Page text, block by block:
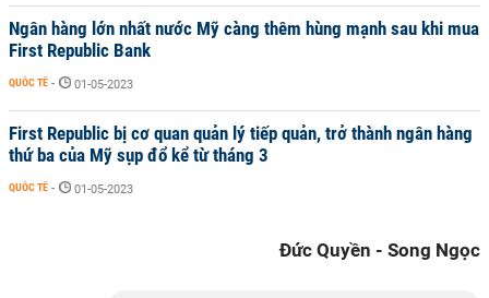
Ngân hàng lớn nhất nước Mỹ càng thêm hùng mạnh sau khi mua
First Republic Bank
QUỐC TẾ - 01-05-2023
First Republic bị cơ quan quản lý tiếp quản, trở thành ngân hàng
thứ ba của Mỹ sụp đổ kể từ tháng 3
QUỐC TẾ - 01-05-2023
Đức Quyền - Song Ngọc